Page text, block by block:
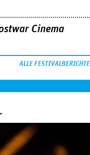
Cinema
ALLE FESTIVALBERICHTE